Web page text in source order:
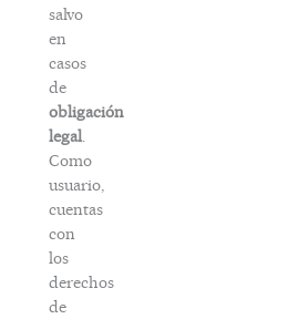
salvo
en
casos
de
obligación
legal.
Como
usuario,
cuentas
con
los
derechos
de